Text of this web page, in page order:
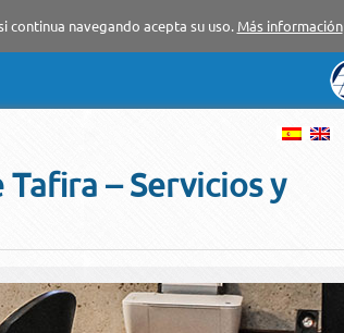
continua navegando acepta su uso. Más información
– Servicios y